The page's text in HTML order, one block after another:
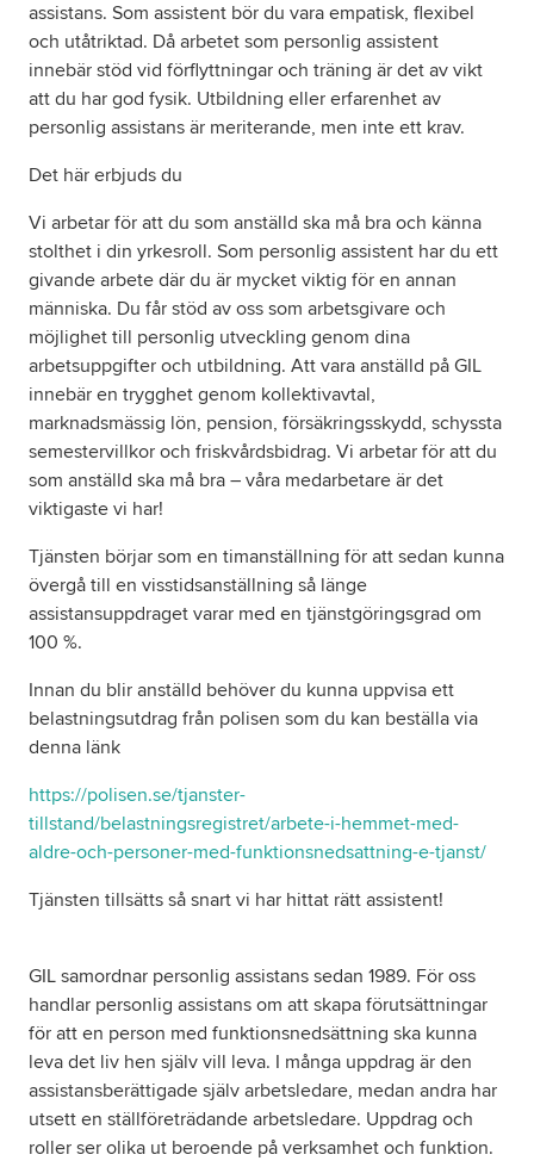
assistans. Som assistent bör du vara empatisk, flexibel
och utåtriktad. Då arbetet som personlig assistent
innebär stöd vid förflyttningar och träning är det av vikt
att du har god fysik. Utbildning eller erfarenhet av
personlig assistans är meriterande, men inte ett krav.
Det här erbjuds du
Vi arbetar för att du som anställd ska må bra och känna
stolthet i din yrkesroll. Som personlig assistent har du ett
givande arbete där du är mycket viktig för en annan
människa. Du får stöd av oss som arbetsgivare och
möjlighet till personlig utveckling genom dina
arbetsuppgifter och utbildning. Att vara anställd på GIL
innebär en trygghet genom kollektivavtal,
marknadsmässig lön, pension, försäkringsskydd, schyssta
semestervillkor och friskvårdsbidrag. Vi arbetar för att du
som anställd ska må bra – våra medarbetare är det
viktigaste vi har!
Tjänsten börjar som en timanställning för att sedan kunna
övergå till en visstidsanställning så länge
assistansuppdraget varar med en tjänstgöringsgrad om
100 %.
Innan du blir anställd behöver du kunna uppvisa ett
belastningsutdrag från polisen som du kan beställa via
denna länk
https://polisen.se/tjanster-
tillstand/belastningsregistret/arbete-i-hemmet-med-
aldre-och-personer-med-funktionsnedsattning-e-tjanst/
Tjänsten tillsätts så snart vi har hittat rätt assistent!
GIL samordnar personlig assistans sedan 1989. För oss
handlar personlig assistans om att skapa förutsättningar
för att en person med funktionsnedsättning ska kunna
leva det liv hen själv vill leva. I många uppdrag är den
assistansberättigade själv arbetsledare, medan andra har
utsett en ställföreträdande arbetsledare. Uppdrag och
roller ser olika ut beroende på verksamhet och funktion.